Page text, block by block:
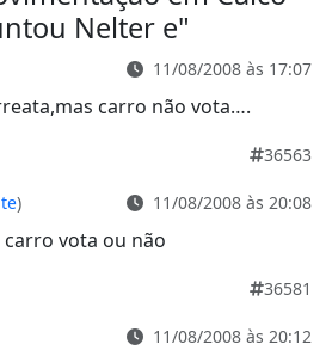
Nelter e"
11/08/2008 às 17:07
carro não vota….
36563
) 11/08/2008 às 20:08
vota ou não
36581
11/08/2008 às 20:12